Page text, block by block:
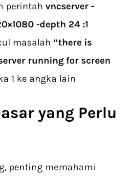
perintah vncserver -
-depth 24 :1
masalah “there is
running for screen
1 ke angka lain
yang Perlu
penting memahami